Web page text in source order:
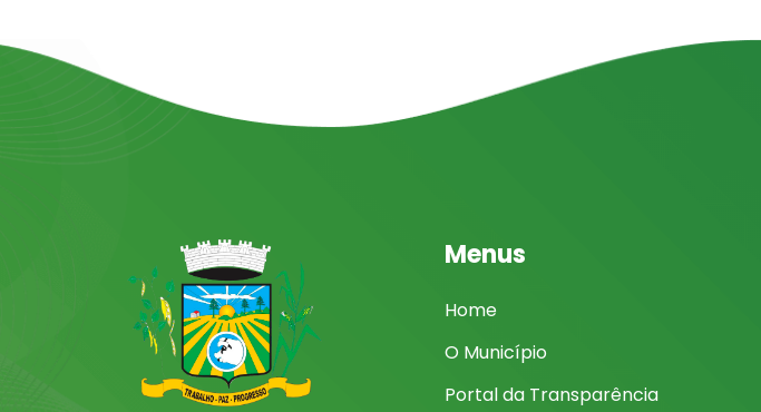
Menus
Home
O Município
Portal da Transparência